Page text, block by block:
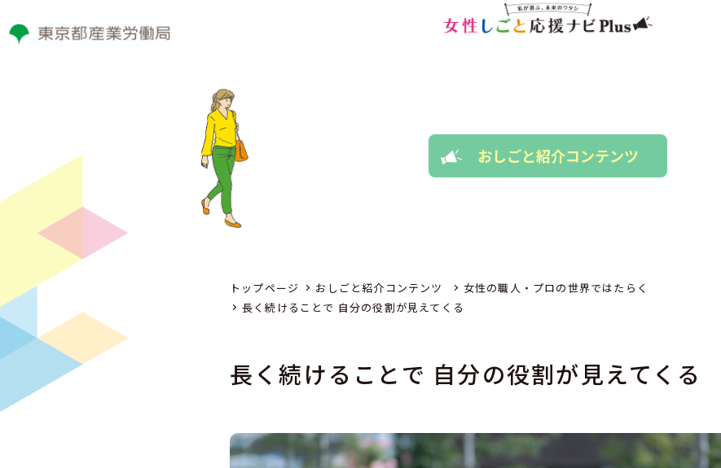
おしごと紹介コンテンツ
トップページ おしごと紹介コンテンツ
女性の職人・プロの世界ではたらく
長く続けることで 自分の役割が見えてくる
長く続けることで 自分の役割が見えてくる